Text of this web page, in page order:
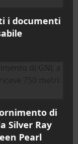
i documenti
di
Silver Ray
Pearl